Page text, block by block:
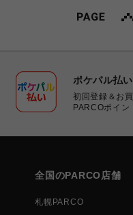
ポケパル払い
初回登録＆お
PARCOポイン
全国のPARCO店舗
札幌PARCO